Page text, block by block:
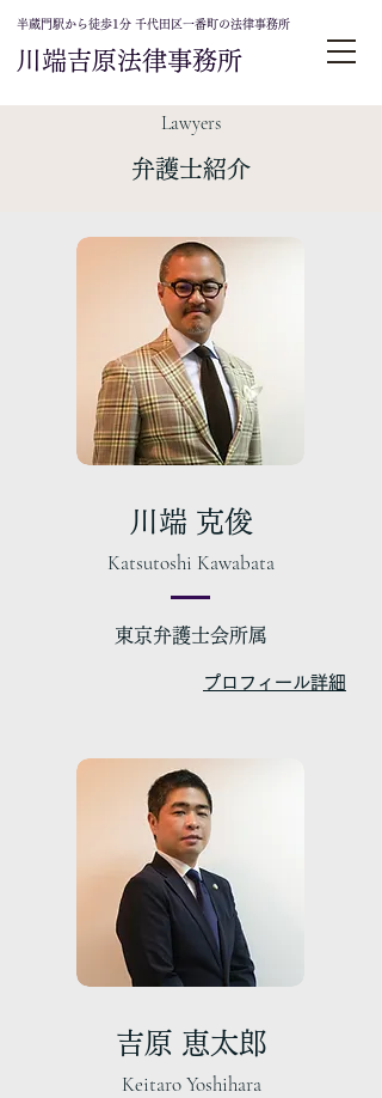
半蔵門駅から徒歩1分 千代田区一番町の法律事務所
​川端吉原法律事務所
Lawyers
弁護士紹介
川端 克俊
Katsutoshi Kawabata
東京弁護士会所属
​プロフィール詳細
吉原 恵太郎
Keitaro Yoshihara